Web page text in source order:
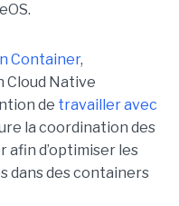
Container,
Cloud Native
de travailler avec
la coordination des
d’optimiser les
dans des containers